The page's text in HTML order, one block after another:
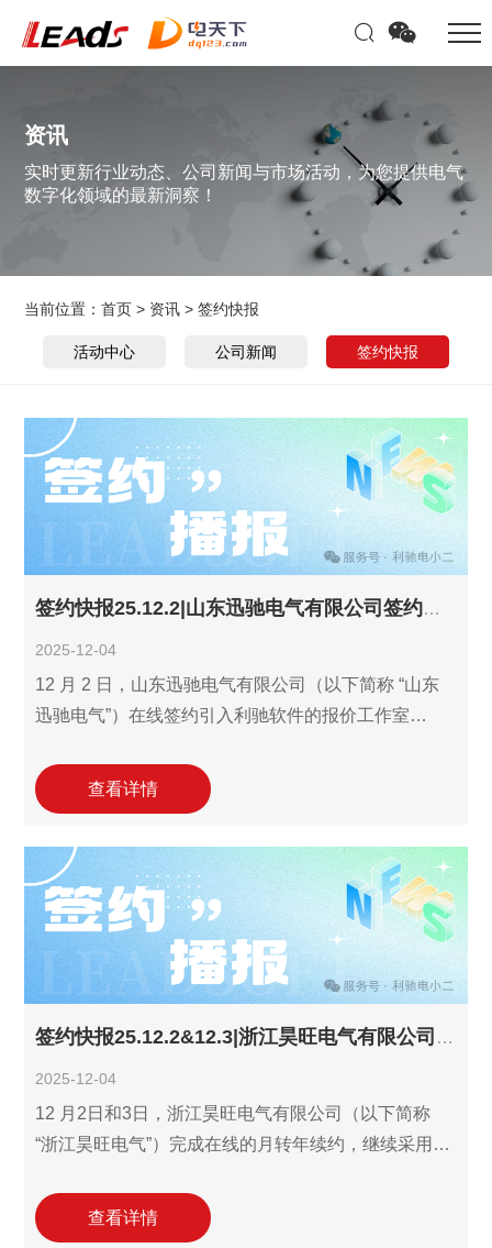
资讯
实时更新行业动态、公司新闻与市场活动，为您提供电气
数字化领域的最新洞察！
当前位置：首页 > 资讯 >签约快报
活动中心 公司新闻 签约快报
签约快报25.12.2|山东迅驰电气有限公司签约利驰报价工作室！
2025-12-04
12 月 2 日，山东迅驰电气有限公司（以下简称 “山东
迅驰电气”）在线签约引入利驰软件的报价工作室
2016 年成立的综合性电气企业，公司业务覆盖变压
器、配电开关控制设备、光伏设备等多类电力产品的
术研发、货物进出口等多元服务，此次同步引入2套报
价工具，将全面适配多业务线并行需求，实现全品类
业务报价流程的数字化提效与精准管控。
查看详情
签约快报25.12.2&12.3|浙江昊旺电气有限公司月转年续约利驰识图报价一体化工作室！
2025-12-04
12 月2日和3日，浙江昊旺电气有限公司（以下简称
“浙江昊旺电气”）完成在线的月转年续约，继续采用利
ExWinner/SuperWinner+图晓晓AI识图)，共2个年费用
户账号。作为 2014 年成立的电气制造领域骨干企业，
查看详情